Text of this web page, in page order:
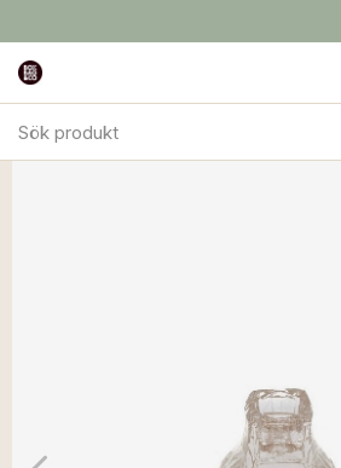
produkt